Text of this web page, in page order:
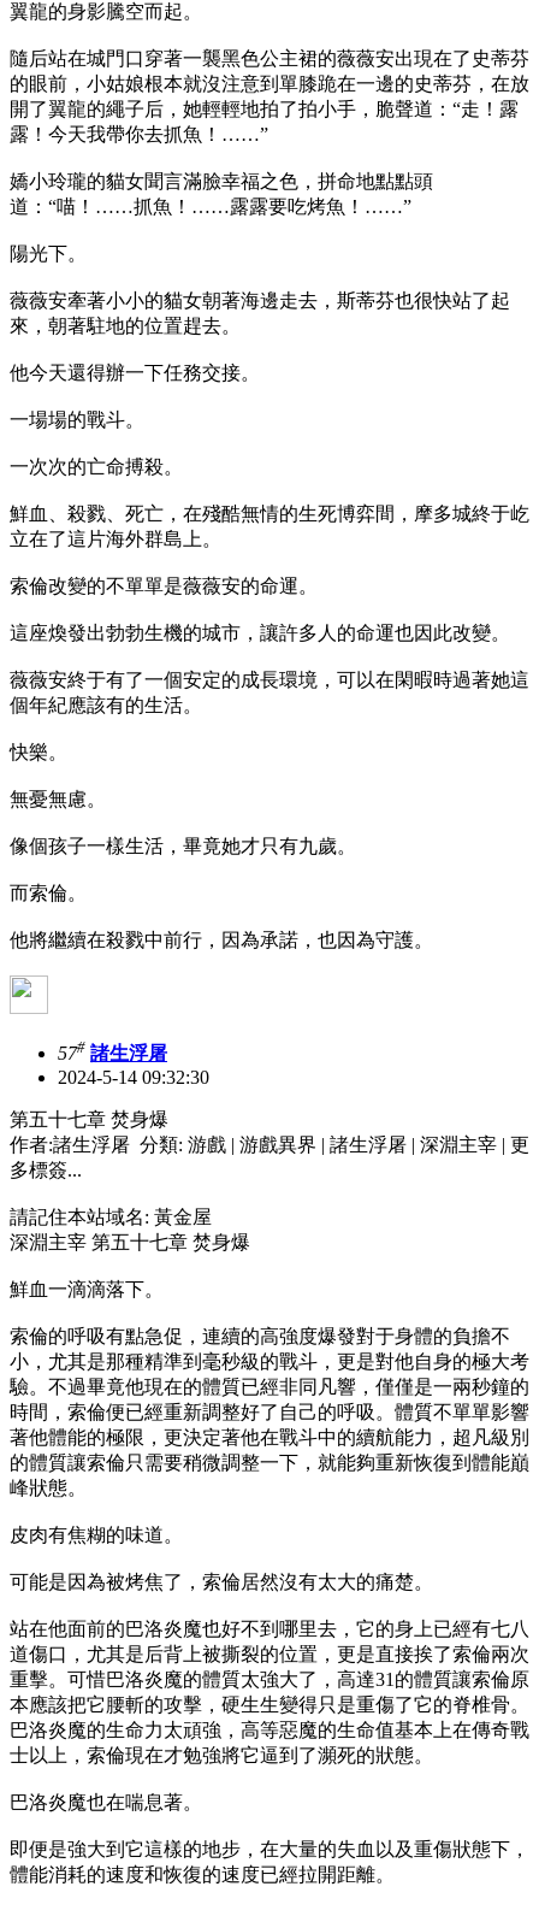
翼龍的身影騰空而起。
隨后站在城門口穿著一襲黑色公主裙的薇薇安出現在了史蒂芬
的眼前，小姑娘根本就沒注意到單膝跪在一邊的史蒂芬，在放
開了翼龍的繩子后，她輕輕地拍了拍小手，脆聲道：“走！露
露！今天我帶你去抓魚！……”
嬌小玲瓏的貓女聞言滿臉幸福之色，拼命地點點頭
道：“喵！……抓魚！……露露要吃烤魚！……”
陽光下。
薇薇安牽著小小的貓女朝著海邊走去，斯蒂芬也很快站了起
來，朝著駐地的位置趕去。
他今天還得辦一下任務交接。
一場場的戰斗。
一次次的亡命搏殺。
鮮血、殺戮、死亡，在殘酷無情的生死博弈間，摩多城終于屹
立在了這片海外群島上。
索倫改變的不單單是薇薇安的命運。
這座煥發出勃勃生機的城市，讓許多人的命運也因此改變。
薇薇安終于有了一個安定的成長環境，可以在閑暇時過著她這
個年紀應該有的生活。
快樂。
無憂無慮。
像個孩子一樣生活，畢竟她才只有九歲。
而索倫。
他將繼續在殺戮中前行，因為承諾，也因為守護。
57# 諸生浮屠
2024-5-14 09:32:30
第五十七章 焚身爆
作者:諸生浮屠 分類: 游戲 | 游戲異界 | 諸生浮屠 | 深淵主宰 | 更
多標簽...
請記住本站域名: 黃金屋
深淵主宰 第五十七章 焚身爆
鮮血一滴滴落下。
索倫的呼吸有點急促，連續的高強度爆發對于身體的負擔不
小，尤其是那種精準到毫秒級的戰斗，更是對他自身的極大考
驗。不過畢竟他現在的體質已經非同凡響，僅僅是一兩秒鐘的
時間，索倫便已經重新調整好了自己的呼吸。體質不單單影響
著他體能的極限，更決定著他在戰斗中的續航能力，超凡級別
的體質讓索倫只需要稍微調整一下，就能夠重新恢復到體能巔
峰狀態。
皮肉有焦糊的味道。
可能是因為被烤焦了，索倫居然沒有太大的痛楚。
站在他面前的巴洛炎魔也好不到哪里去，它的身上已經有七八
道傷口，尤其是后背上被撕裂的位置，更是直接挨了索倫兩次
重擊。可惜巴洛炎魔的體質太強大了，高達31的體質讓索倫原
本應該把它腰斬的攻擊，硬生生變得只是重傷了它的脊椎骨。
巴洛炎魔的生命力太頑強，高等惡魔的生命值基本上在傳奇戰
士以上，索倫現在才勉強將它逼到了瀕死的狀態。
巴洛炎魔也在喘息著。
即便是強大到它這樣的地步，在大量的失血以及重傷狀態下，
體能消耗的速度和恢復的速度已經拉開距離。